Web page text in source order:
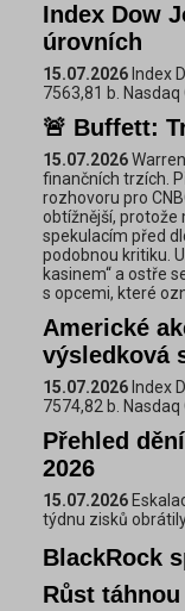
Index Dow
úrovních
15.07.2026 Index
7563,81 b.
🚨 Buffett:
15.07.2026
finančních trzích.
rozhovoru pro
obtížnější,
spekulacím před
podobnou kritiku.
kasinem“ a ostře
s opcemi, které
Americké
výsledková
15.07.2026 Index
7574,82 b.
Přehled
2026
15.07.2026
týdnu zisků
BlackRock
Růst